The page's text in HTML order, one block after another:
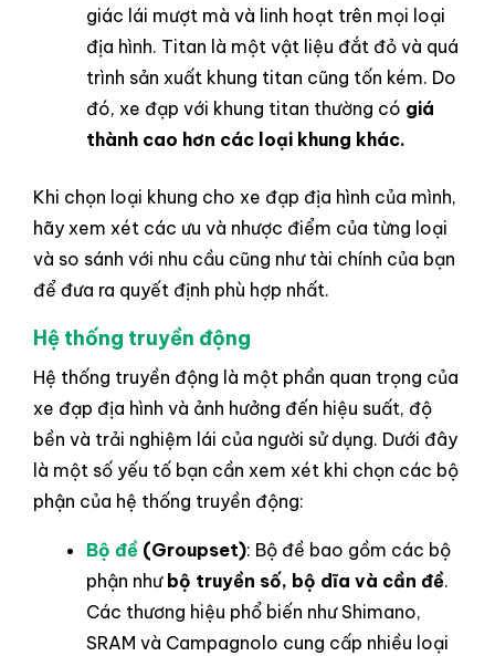
giác lái mượt mà và linh hoạt trên mọi loại
địa hình. Titan là một vật liệu đắt đỏ và quá
trình sản xuất khung titan cũng tốn kém. Do
đó, xe đạp với khung titan thường có giá
thành cao hơn các loại khung khác.
Khi chọn loại khung cho xe đạp địa hình của mình,
hãy xem xét các ưu và nhược điểm của từng loại
và so sánh với nhu cầu cũng như tài chính của bạn
để đưa ra quyết định phù hợp nhất.
Hệ thống truyền động
Hệ thống truyền động là một phần quan trọng của
xe đạp địa hình và ảnh hưởng đến hiệu suất, độ
bền và trải nghiệm lái của người sử dụng. Dưới đây
là một số yếu tố bạn cần xem xét khi chọn các bộ
phận của hệ thống truyền động:
Bộ đề (Groupset): Bộ đề bao gồm các bộ
phận như bộ truyền số, bộ dĩa và cần đề.
Các thương hiệu phổ biến như Shimano,
SRAM và Campagnolo cung cấp nhiều loại